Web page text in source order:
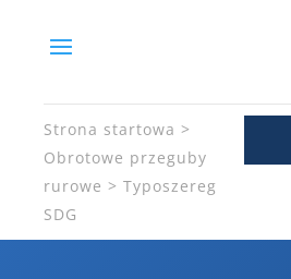
Strona startowa
Obrotowe przeguby
rurowe
Typoszereg
SDG